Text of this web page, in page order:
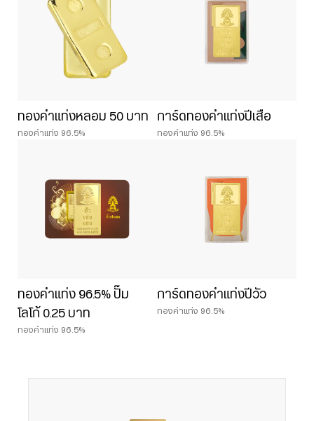
ทองคำแท่งหลอม 50 บาท
ทองคำแท่ง 96.5%
การ์ดทองคำแท่งปีเสือ
ทองคำแท่ง 96.5%
ทองคำแท่ง 96.5% ปั๊ม
โลโก้ 0.25 บาท
ทองคำแท่ง 96.5%
การ์ดทองคำแท่งปีวัว
ทองคำแท่ง 96.5%